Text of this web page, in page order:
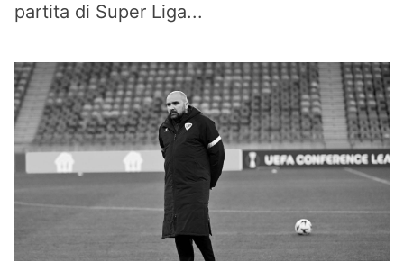
partita di Super Liga...